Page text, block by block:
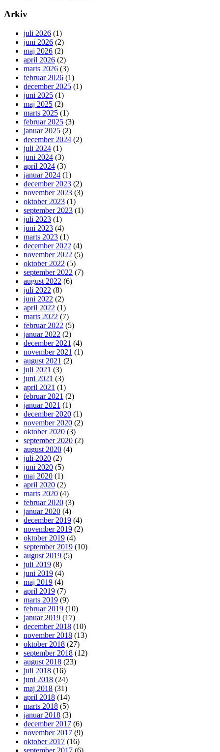
Arkiv
juli 2026 (1)
juni 2026 (2)
maj 2026 (2)
april 2026 (2)
marts 2026 (3)
februar 2026 (1)
december 2025 (1)
juni 2025 (1)
maj 2025 (2)
marts 2025 (1)
februar 2025 (3)
januar 2025 (2)
december 2024 (2)
juli 2024 (1)
juni 2024 (3)
april 2024 (3)
januar 2024 (1)
december 2023 (2)
november 2023 (3)
oktober 2023 (1)
september 2023 (1)
juli 2023 (1)
juni 2023 (4)
marts 2023 (1)
december 2022 (4)
november 2022 (5)
oktober 2022 (5)
september 2022 (7)
august 2022 (6)
juli 2022 (8)
juni 2022 (2)
april 2022 (1)
marts 2022 (7)
februar 2022 (5)
januar 2022 (2)
december 2021 (4)
november 2021 (1)
august 2021 (2)
juli 2021 (3)
juni 2021 (3)
april 2021 (1)
februar 2021 (2)
januar 2021 (1)
december 2020 (1)
november 2020 (2)
oktober 2020 (3)
september 2020 (2)
august 2020 (4)
juli 2020 (2)
juni 2020 (5)
maj 2020 (1)
april 2020 (2)
marts 2020 (4)
februar 2020 (3)
januar 2020 (4)
december 2019 (4)
november 2019 (2)
oktober 2019 (4)
september 2019 (10)
august 2019 (5)
juli 2019 (8)
juni 2019 (4)
maj 2019 (4)
april 2019 (7)
marts 2019 (9)
februar 2019 (10)
januar 2019 (17)
december 2018 (10)
november 2018 (13)
oktober 2018 (27)
september 2018 (12)
august 2018 (23)
juli 2018 (16)
juni 2018 (24)
maj 2018 (31)
april 2018 (14)
marts 2018 (5)
januar 2018 (3)
december 2017 (6)
november 2017 (9)
oktober 2017 (16)